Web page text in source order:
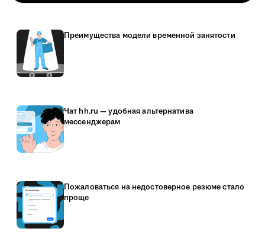
Преимущества модели временной занятости
Чат hh.ru — удобная альтернатива
мессенджерам
Пожаловаться на недостоверное резюме стало
проще